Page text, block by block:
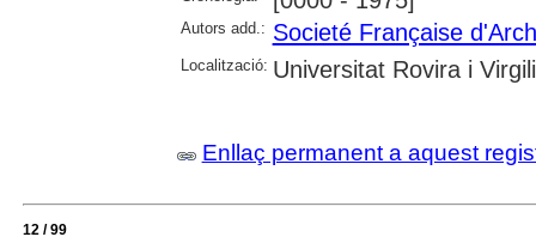
Autors add.: Societé Française
Localització: Universitat Rovira i Virgili
Enllaç permanent a aquest
12 / 99